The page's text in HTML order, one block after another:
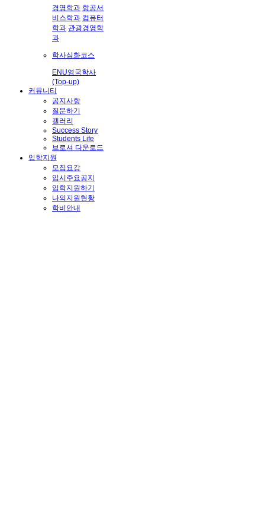
경영학과 항공서
비스학과 컴퓨터
학과 관광경영학
과
학사심화코스
ENU영국학사
(Top-up)
커뮤니티
공지사항
질문하기
갤러리
Success Story
Students Life
브로셔 다운로드
입학지원
모집요강
입시주요공지
입학지원하기
나의지원현황
학비안내